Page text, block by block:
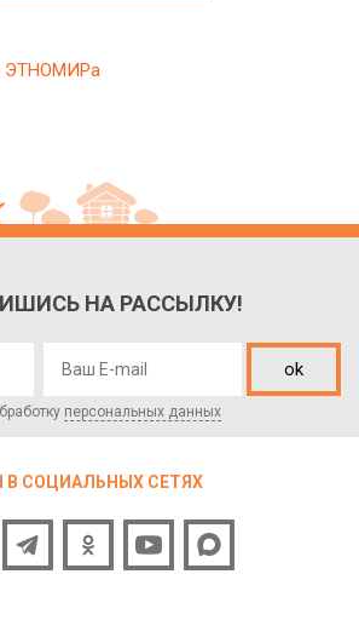
ЭТНОМИРа
НА РАССЫЛКУ!
ok
персональных данных
В СОЦИАЛЬНЫХ СЕТЯХ